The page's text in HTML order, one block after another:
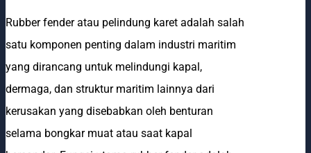
Rubber fender atau pelindung karet adalah salah
satu komponen penting dalam industri maritim
yang dirancang untuk melindungi kapal,
dermaga, dan struktur maritim lainnya dari
kerusakan yang disebabkan oleh benturan
selama bongkar muat atau saat kapal